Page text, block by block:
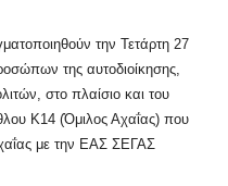
την Τετάρτη 27
της αυτοδιοίκησης,
στο πλαίσιο και του
Κ14 (Όμιλος Αχαΐας) που
με την ΕΑΣ ΣΕΓΑΣ